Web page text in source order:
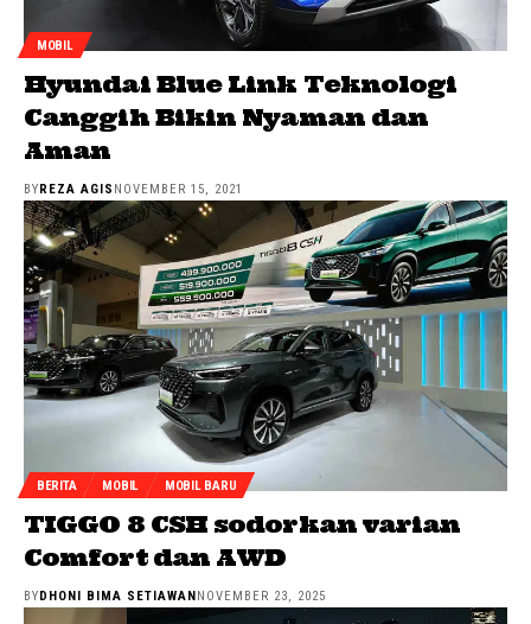
MOBIL
Hyundai Blue Link Teknologi
Canggih Bikin Nyaman dan
Aman
BY REZA AGIS NOVEMBER 15, 2021
BERITA MOBIL MOBIL BARU
TIGGO 8 CSH sodorkan varian
Comfort dan AWD
BYDHONI BIMA SETIAWANNOVEMBER 23, 2025